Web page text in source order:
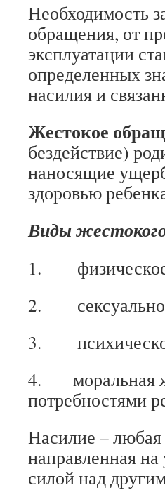
Необходимость
обращения, от
эксплуатации
определенных
насилия и
Жестокое
бездействие)
наносящие
здоровью
Виды
1.
2.
3.
4. моральная
потребностями
Насилие –
направленная
силой над